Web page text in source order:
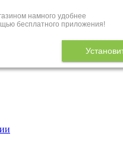
намного удобнее
бесплатного приложения!